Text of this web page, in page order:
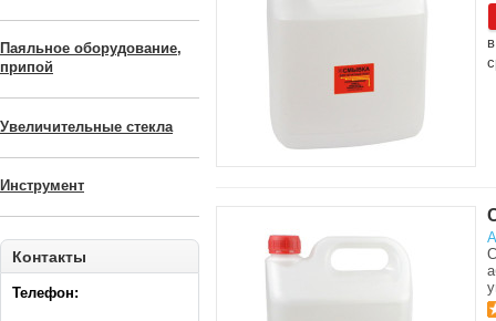
Паяльное оборудование,
припой
Увеличительные стекла
Инструмент
Контакты
Телефон: